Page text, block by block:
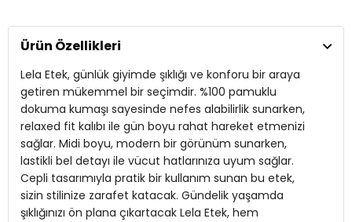
Model:
Materyal:% 100 Pamuk
Cep:Cepli
Kumaş Tipi:Dokuma
Bel:Lastikli Bel
Boy:Midi
Ürün Özellikleri
Lela Etek, günlük giyimde şıklığı ve konforu bir araya
getiren mükemmel bir seçimdir. %100 pamuklu
dokuma kumaşı sayesinde nefes alabilirlik sunarken,
relaxed fit kalıbı ile gün boyu rahat hareket etmenizi
sağlar. Midi boyu, modern bir görünüm sunarken,
lastikli bel detayı ile vücut hatlarınıza uyum sağlar.
Cepli tasarımıyla pratik bir kullanım sunan bu etek,
sizin stilinize zarafet katacak. Gündelik yaşamda
şıklığınızı ön plana çıkartacak Lela Etek, hem